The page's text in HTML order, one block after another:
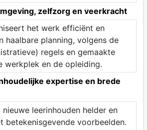
zelfzorg en veerkracht
het werk efficiënt en
haalbare planning, volgens de
regels en gemaakte
werkplek en de opleiding.
expertise en brede
leerinhouden helder en
betekenisgevende voorbeelden.